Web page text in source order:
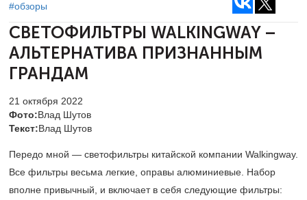
#обзоры
СВЕТОФИЛЬТРЫ WALKINGWAY –
АЛЬТЕРНАТИВА ПРИЗНАННЫМ
ГРАНДАМ
21 октября 2022
Фото:Влад Шутов
Текст:Влад Шутов
Передо мной — светофильтры китайской компании Walkingway.
Все фильтры весьма легкие, оправы алюминиевые. Набор
вполне привычный, и включает в себя следующие фильтры: